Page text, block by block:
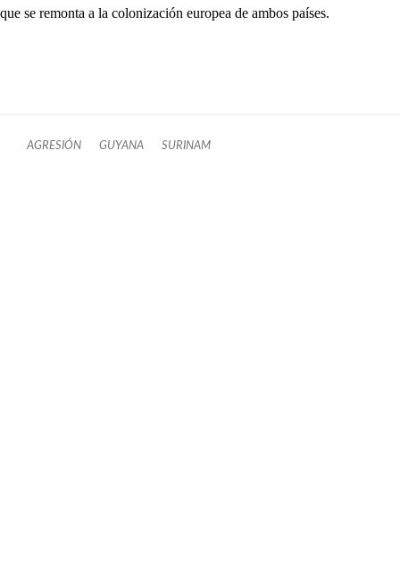
que se remonta a la colonización europea de ambos países.
AGRESIÓN GUYANA SURINAM